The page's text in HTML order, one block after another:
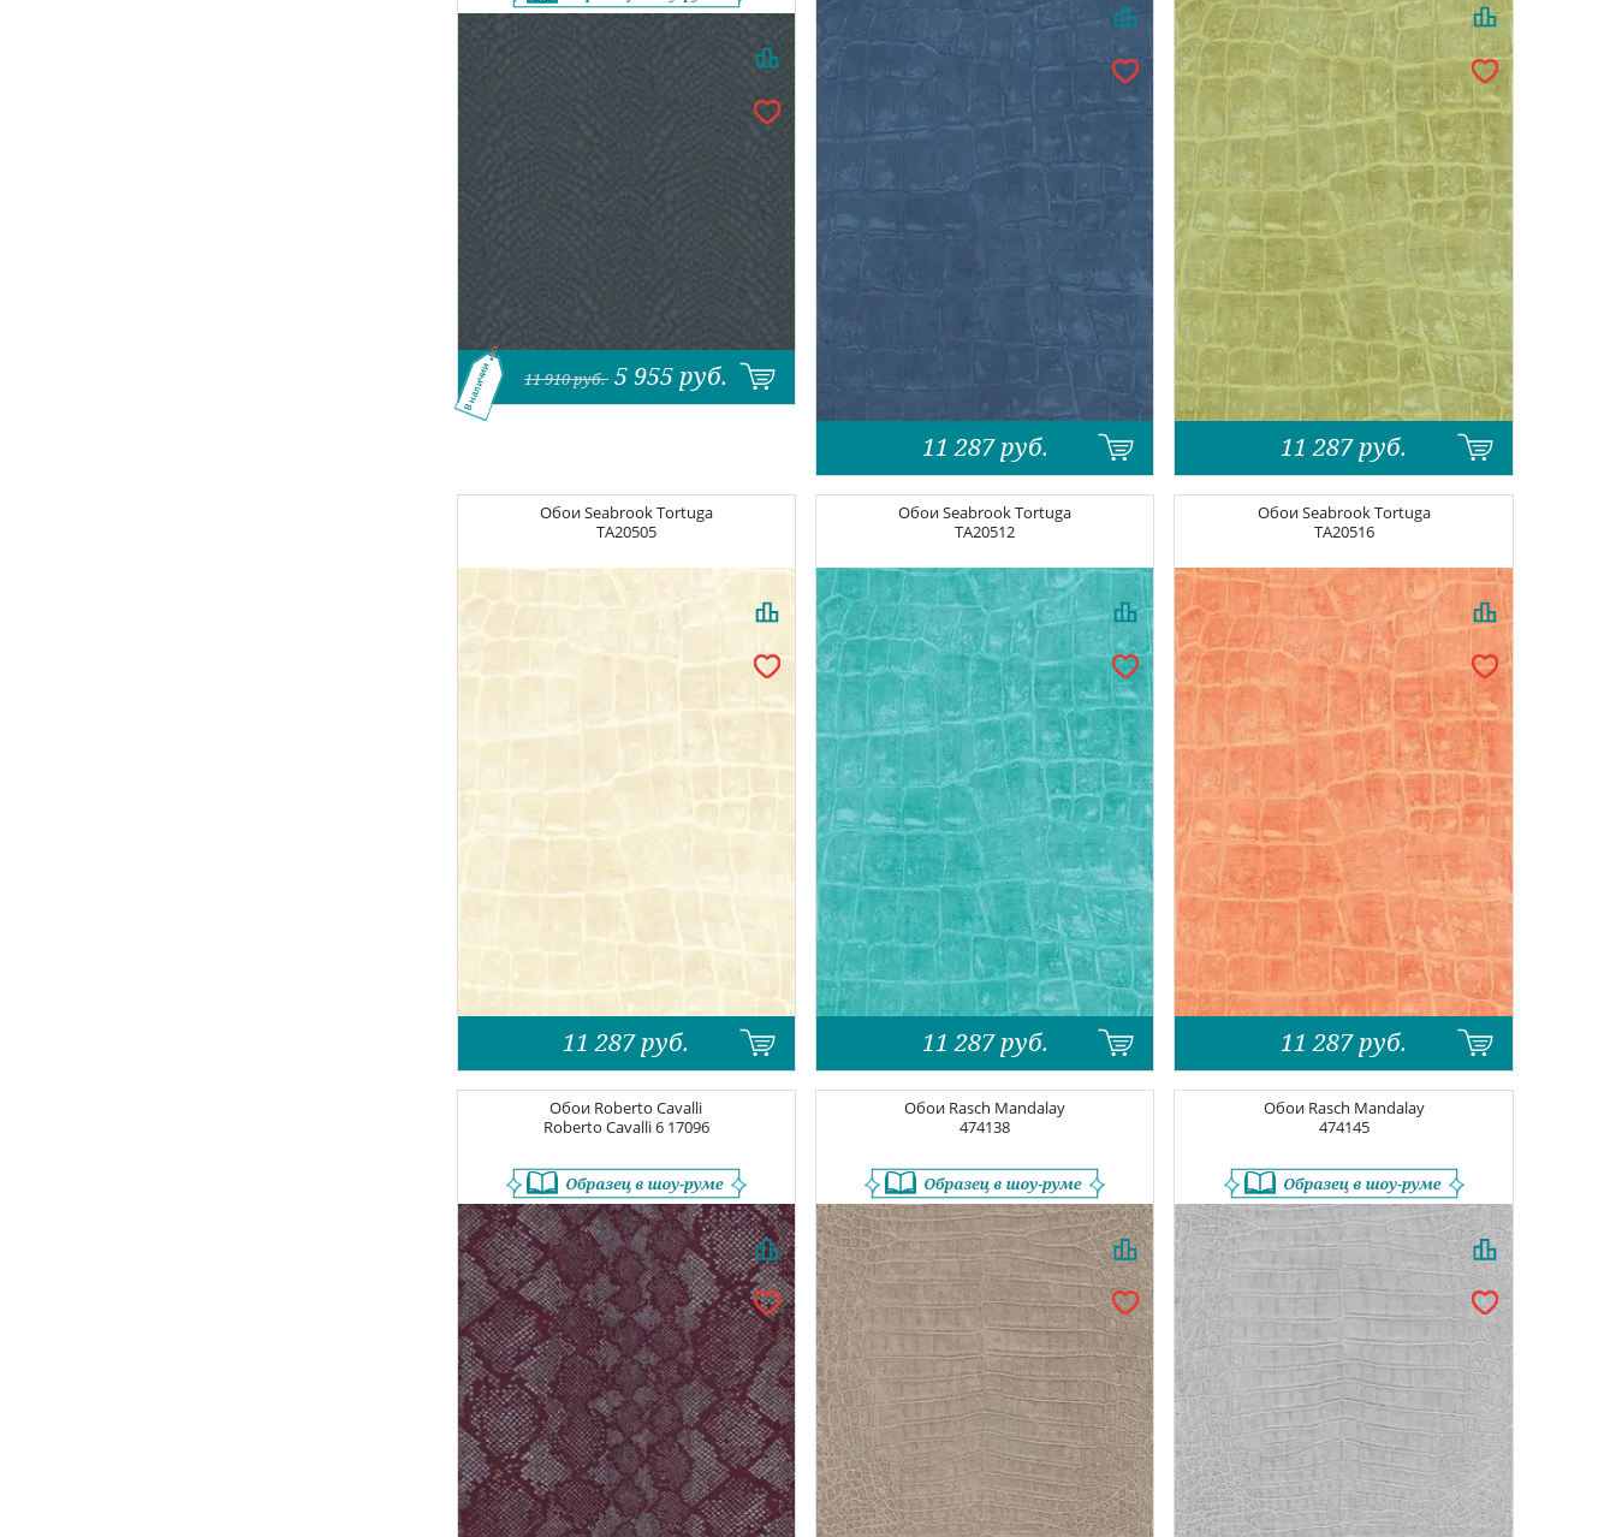
11 910руб. 5 955 руб.
В наличии
11 287 руб. 11 287 руб.
ОбоиSeabrook Tortuga
TA20505
11 287 руб.
ОбоиSeabrook Tortuga
TA20512
11 287 руб.
ОбоиSeabrook Tortuga
TA20516
11 287 руб.
Обои Roberto Cavalli
Roberto Cavalli 6 17096
Обои Rasch Mandalay
474138
Обои Rasch Mandalay
474145